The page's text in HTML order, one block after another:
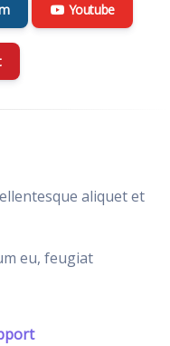
Youtube
aliquet et
eu, feugiat